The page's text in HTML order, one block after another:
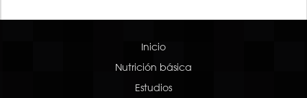
Inicio
Nutrición básica
Estudios